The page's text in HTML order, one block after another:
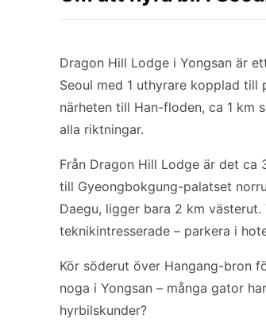
Dragon Hill Lodge i Yongsan är
Seoul med 1 uthyrare kopplad
närheten till Han-floden, ca 1 km
alla riktningar.
Från Dragon Hill Lodge är det ca
till Gyeongbokgung-palatset
Daegu, ligger bara 2 km
teknikintresserade – parkera i
Kör söderut över Hangang-bron
noga i Yongsan – många gator
hyrbilskunder?